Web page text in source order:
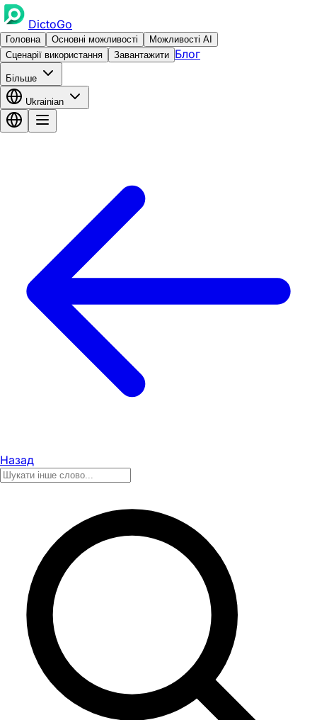
DictoGo
Головна Основні можливості
Можливості AI
Сценарії використання
Завантажити Блог
Більше
Ukrainian
Назад